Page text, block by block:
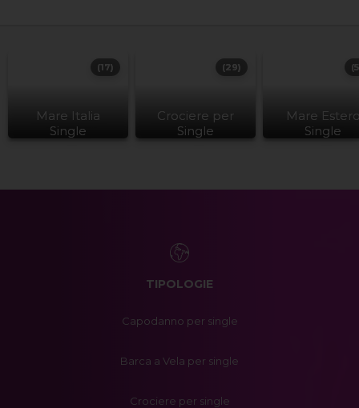
Mare Italia
Single
(17)
Crociere per
Single
(29)
Mare
Single
TIPOLOGIE
Capodanno per single
Barca a Vela per single
Crociere per single